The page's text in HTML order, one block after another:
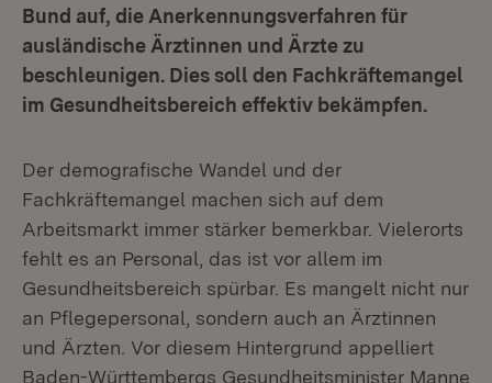
Bund auf, die Anerkennungsverfahren für
ausländische Ärztinnen und Ärzte zu
beschleunigen. Dies soll den Fachkräftemangel
im Gesundheitsbereich effektiv bekämpfen.
Der demografische Wandel und der
Fachkräftemangel machen sich auf dem
Arbeitsmarkt immer stärker bemerkbar. Vielerorts
fehlt es an Personal, das ist vor allem im
Gesundheitsbereich spürbar. Es mangelt nicht nur
an Pflegepersonal, sondern auch an Ärztinnen
und Ärzten. Vor diesem Hintergrund appelliert
Baden-Württembergs Gesundheitsminister Manne